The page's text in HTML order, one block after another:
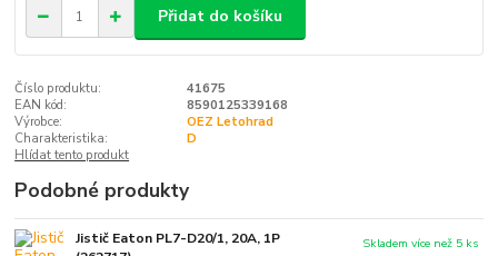
Přidat do košíku
Číslo produktu:
41675
EAN kód:
8590125339168
Výrobce:
OEZ Letohrad
Charakteristika:
D
Hlídat tento produkt
Podobné produkty
Jistič Eaton PL7-D20/1, 20A, 1P
Skladem více než 5 ks